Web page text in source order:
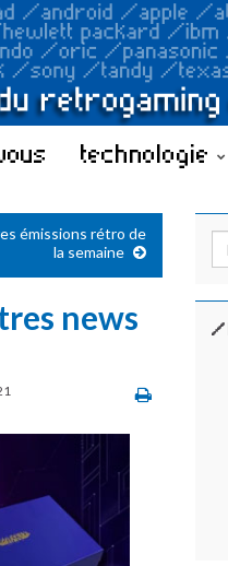
technologie
émissions rétro de
la semaine
news
/